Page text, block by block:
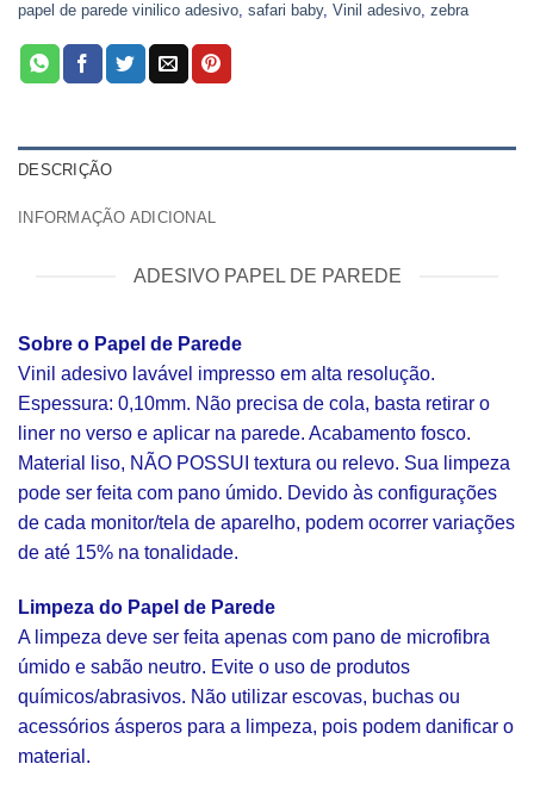
papel de parede vinilico adesivo, safari baby, Vinil adesivo, zebra
DESCRIÇÃO
INFORMAÇÃO ADICIONAL
ADESIVO PAPEL DE PAREDE
Sobre o Papel de Parede
Vinil adesivo lavável impresso em alta resolução.
Espessura: 0,10mm. Não precisa de cola, basta retirar o
liner no verso e aplicar na parede. Acabamento fosco.
Material liso, NÃO POSSUI textura ou relevo. Sua limpeza
pode ser feita com pano úmido. Devido às configurações
de cada monitor/tela de aparelho, podem ocorrer variações
de até 15% na tonalidade.
Limpeza do Papel de Parede
A limpeza deve ser feita apenas com pano de microfibra
úmido e sabão neutro. Evite o uso de produtos
químicos/abrasivos. Não utilizar escovas, buchas ou
acessórios ásperos para a limpeza, pois podem danificar o
material.